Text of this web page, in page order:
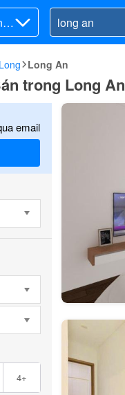
ra
Long An
trong Long An
email
4+